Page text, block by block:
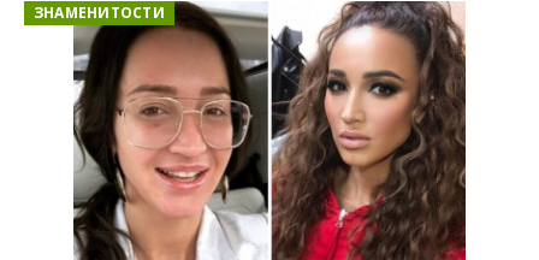
ЗНАМЕНИТОСТИ